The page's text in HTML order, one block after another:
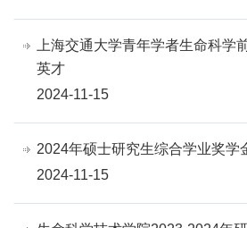
上海交通大学青年学者生命科学
英才
2024-11-15
2024年硕士研究生综合学业奖学
2024-11-15